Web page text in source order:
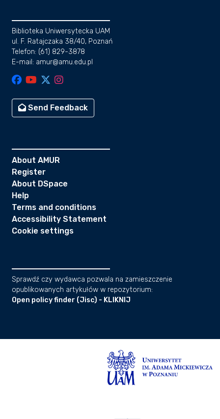
Biblioteka Uniwersytecka UAM
ul. F. Ratajczaka 38/40, Poznań
Telefon: (61) 829-3878
E-mail: amur@amu.edu.pl
Send Feedback
About AMUR
Register
About DSpace
Help
Terms and conditions
Accessibility Statement
Cookie settings
Sprawdź czy wydawca pozwala na zamieszczenie
opublikowanych artykułów w repozytorium:
Open policy finder (Jisc) - KLIKNIJ